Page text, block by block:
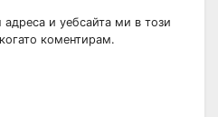
и уебсайта ми в този
коментирам.